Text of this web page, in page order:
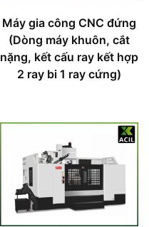
Máy gia công CNC đứng
(Dòng máy khuôn, cắt
nặng, kết cấu ray kết hợp
2 ray bi 1 ray cứng)